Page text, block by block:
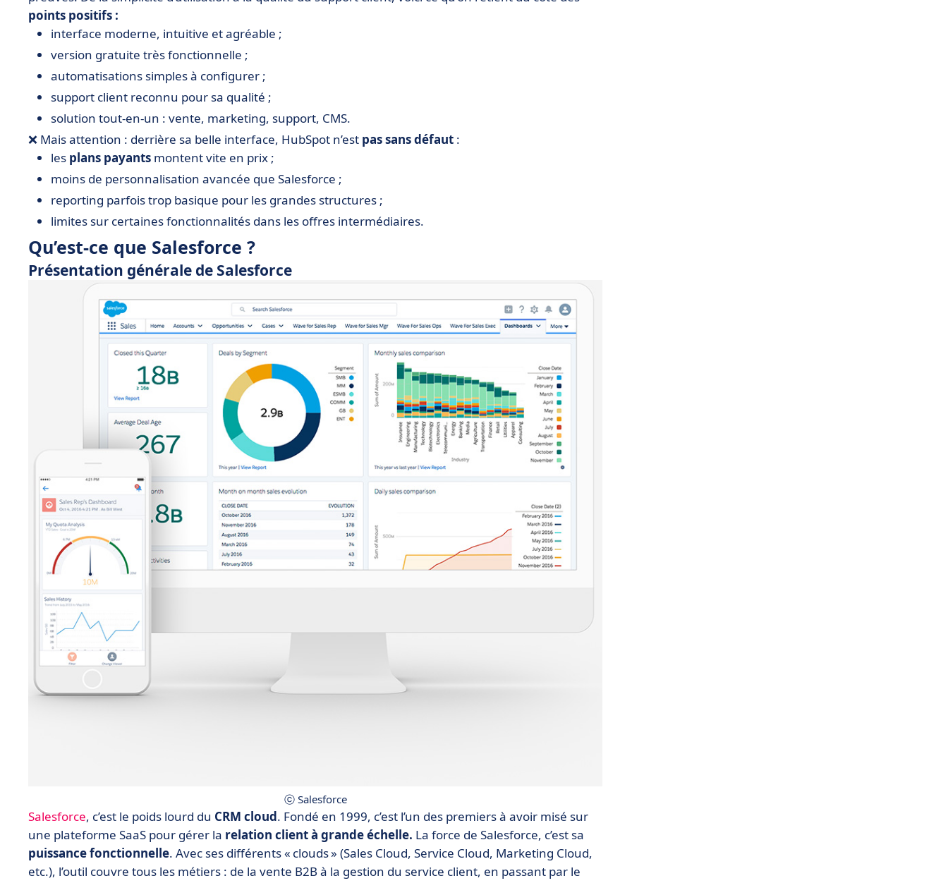
points positifs :
interface moderne, intuitive et agréable ;
version gratuite très fonctionnelle ;
automatisations simples à configurer ;
support client reconnu pour sa qualité ;
solution tout-en-un : vente, marketing, support, CMS.
❌ Mais attention : derrière sa belle interface, HubSpot n’est pas sans défaut :
les plans payants montent vite en prix ;
moins de personnalisation avancée que Salesforce ;
reporting parfois trop basique pour les grandes structures ;
limites sur certaines fonctionnalités dans les offres intermédiaires.
Qu’est-ce que Salesforce ?
Présentation générale de Salesforce
ⓒ Salesforce
Salesforce, c’est le poids lourd du CRM cloud. Fondé en 1999, c’est l’un des premiers à avoir misé sur
une plateforme SaaS pour gérer la relation client à grande échelle. La force de Salesforce, c’est sa
puissance fonctionnelle. Avec ses différents « clouds » (Sales Cloud, Service Cloud, Marketing Cloud,
etc.), l’outil couvre tous les métiers : de la vente B2B à la gestion du service client, en passant par le